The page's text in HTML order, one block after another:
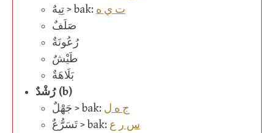
تِيهٌ > bak: ت ي ه
صَلَفٌ
رُعُونَةٌ
طَيْشٌ
بَلَاهَةٌ
رُشْدٌ (b)
جَهْلٌ > bak: ج ه ل
تَسَرُّعٌ > bak: س ر ع